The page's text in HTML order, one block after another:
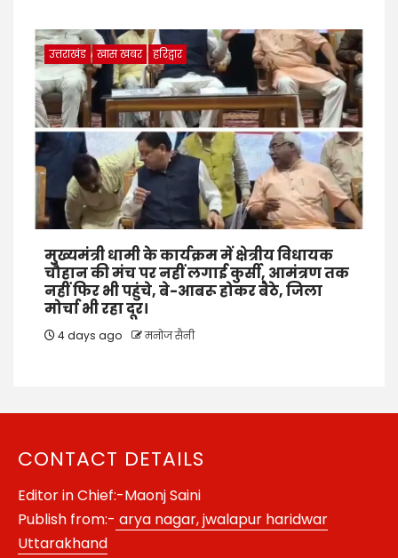
उत्तराखंड खास खबर हरिद्वार
मुख्यमंत्री धामी के कार्यक्रम में क्षेत्रीय विधायक
चौहान की मंच पर नहीं लगाई कुर्सी, आमंत्रण तक
नहीं फिर भी पहुंचे, बे-आबरू होकर बैठे, जिला
मोर्चा भी रहा दूर।
4 days ago मनोज सैनी
CONTACT DETAILS
Editor in Chief:-Maonj Saini
Publish from:- arya nagar, jwalapur haridwar
Uttarakhand